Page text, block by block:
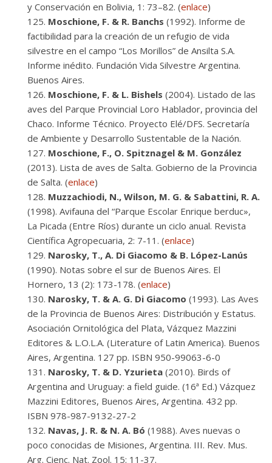
y Conservación en Bolivia, 1: 73–82. (enlace)
Moschione, F. & R. Banchs (1992). Informe de
factibilidad para la creación de un refugio de vida
silvestre en el campo “Los Morillos” de Ansilta S.A.
Informe inédito. Fundación Vida Silvestre Argentina.
Buenos Aires.
Moschione, F. & L. Bishels (2004). Listado de las
aves del Parque Provincial Loro Hablador, provincia del
Chaco. Informe Técnico. Proyecto Elé/DFS. Secretaría
de Ambiente y Desarrollo Sustentable de la Nación.
Moschione, F., O. Spitznagel & M. González
(2013). Lista de aves de Salta. Gobierno de la Provincia
de Salta. (enlace)
Muzzachiodi, N., Wilson, M. G. & Sabattini, R. A.
(1998). Avifauna del “Parque Escolar Enrique berduc»,
La Picada (Entre Ríos) durante un ciclo anual. Revista
Científica Agropecuaria, 2: 7-11. (enlace)
Narosky, T., A. Di Giacomo & B. López-Lanús
(1990). Notas sobre el sur de Buenos Aires. El
Hornero, 13 (2): 173-178. (enlace)
Narosky, T. & A. G. Di Giacomo (1993). Las Aves
de la Provincia de Buenos Aires: Distribución y Estatus.
Asociación Ornitológica del Plata, Vázquez Mazzini
Editores & L.O.L.A. (Literature of Latin America). Buenos
Aires, Argentina. 127 pp. ISBN 950-99063-6-0
Narosky, T. & D. Yzurieta (2010). Birds of
Argentina and Uruguay: a field guide. (16ª Ed.) Vázquez
Mazzini Editores, Buenos Aires, Argentina. 432 pp.
ISBN 978-987-9132-27-2
Navas, J. R. & N. A. Bó (1988). Aves nuevas o
poco conocidas de Misiones, Argentina. III. Rev. Mus.
Arg. Cienc. Nat. Zool. 15: 11-37.